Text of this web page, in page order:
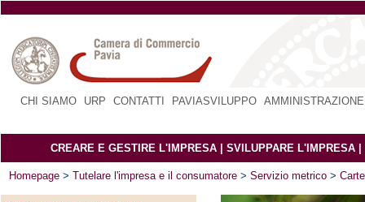
CHI SIAMO URP CONTATTI PAVIASVILUPPO
CREARE E GESTIRE L'IMPRESA SVILUPPARE L'IMPRESA
Homepage > Tutelare l'impresa e il consumatore > Servizio metrico >